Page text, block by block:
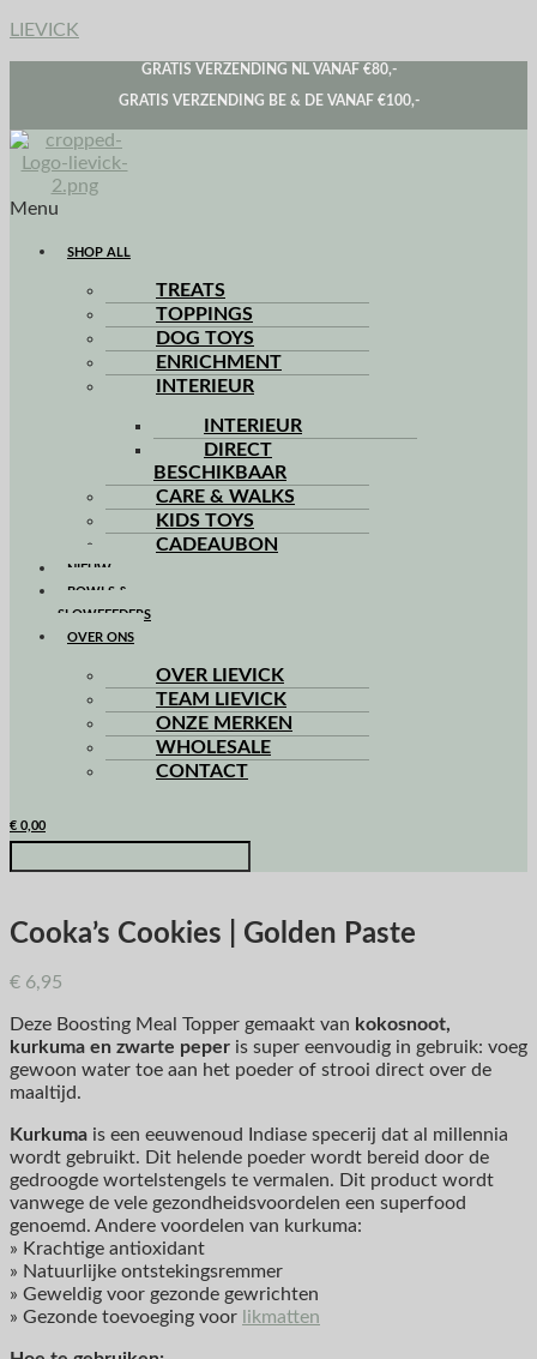
LIEVICK
GRATIS VERZENDING NL VANAF €80,-
GRATIS VERZENDING BE & DE VANAF €100,-
Menu
SHOP ALL
TREATS
TOPPINGS
DOG TOYS
ENRICHMENT
INTERIEUR
INTERIEUR
DIRECT
BESCHIKBAAR
CARE & WALKS
KIDS TOYS
CADEAUBON
NIEUW
BOWLS &
SLOWFEEDERS
OVER ONS
OVER LIEVICK
TEAM LIEVICK
ONZE MERKEN
WHOLESALE
CONTACT
€ 0,00
Cooka’s Cookies | Golden Paste
€ 6,95
Deze Boosting Meal Topper gemaakt van kokosnoot,
kurkuma en zwarte peper is super eenvoudig in gebruik: voeg
gewoon water toe aan het poeder of strooi direct over de
maaltijd.
Kurkuma is een eeuwenoud Indiase specerij dat al millennia
wordt gebruikt. Dit helende poeder wordt bereid door de
gedroogde wortelstengels te vermalen. Dit product wordt
vanwege de vele gezondheidsvoordelen een superfood
genoemd. Andere voordelen van kurkuma:
» Krachtige antioxidant
» Natuurlijke ontstekingsremmer
» Geweldig voor gezonde gewrichten
» Gezonde toevoeging voor likmatten